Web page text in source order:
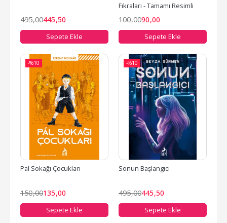
495,00445,50
Sepete Ekle
Fıkraları - Tamamı Resimli
100,0090,00
Sepete Ekle
-%10
Pal Sokağı Çocukları
150,00135,00
Sepete Ekle
-%10
Sonun Başlangıcı
495,00445,50
Sepete Ekle